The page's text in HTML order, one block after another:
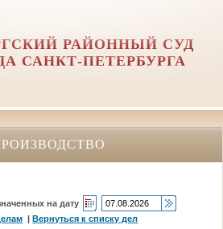
РАЙОННЫЙ СУД
САНКТ-ПЕТЕРБУРГА
на дату
|Вернуться к списку дел